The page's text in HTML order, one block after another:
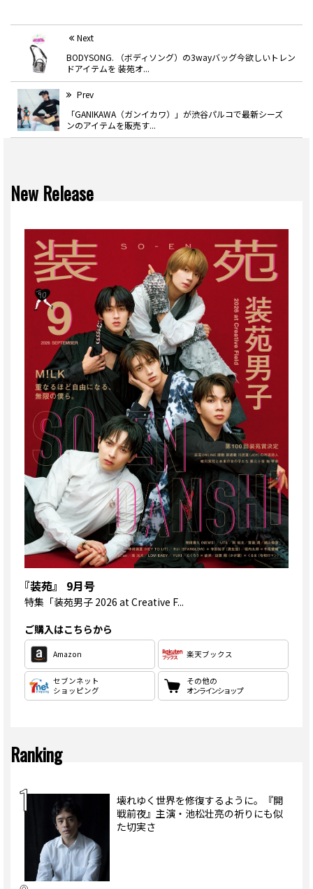
Next
BODYSONG. （ボディソング）の3wayバッグ今欲しいトレン
ドアイテムを 装苑オ...
Prev
「GANIKAWA（ガンイカワ）」が渋谷パルコで最新シーズ
ンのアイテムを販売す...
New Release
『装苑』 9月号
特集 「装苑男子 2026 at Creative F...
ご購入はこちらから
Amazon 楽天ブックス
セブンネット
ショッピング
その他の
オンラインショップ
Ranking
壊れゆく世界を修復するように。『開
戦前夜』主演・池松壮亮の祈りにも似
た切実さ